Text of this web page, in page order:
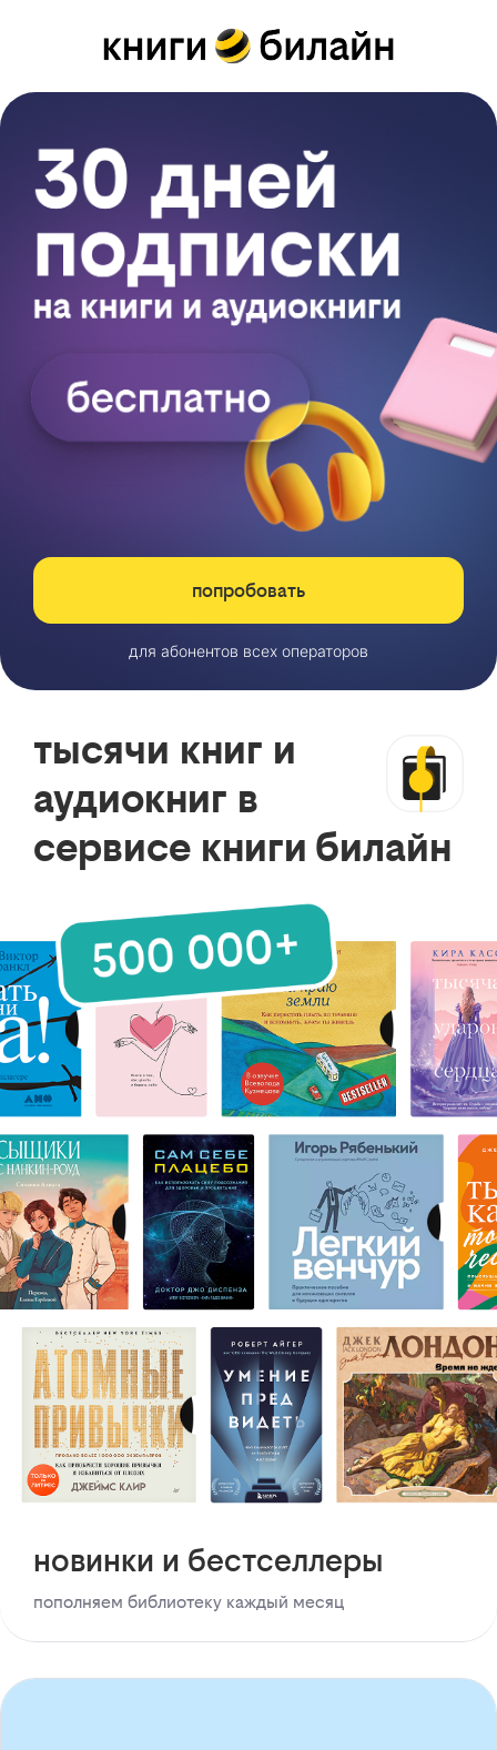
попробовать
для абонентов всех операторов
тысячи книг и
аудиокниг в
сервисе книги билайн
новинки и бестселлеры
пополняем библиотеку каждый месяц